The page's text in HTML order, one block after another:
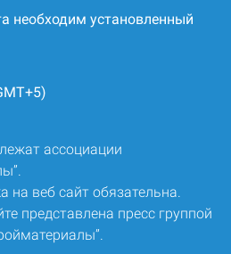
необходим установленный
ассоциации
на веб сайт обязательна.
представлена пресс группой